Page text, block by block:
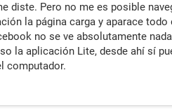
diste. Pero no me es posible
la página carga y aparace todo
no se ve absolutamente
la aplicación Lite, desde ahí sí
computador.